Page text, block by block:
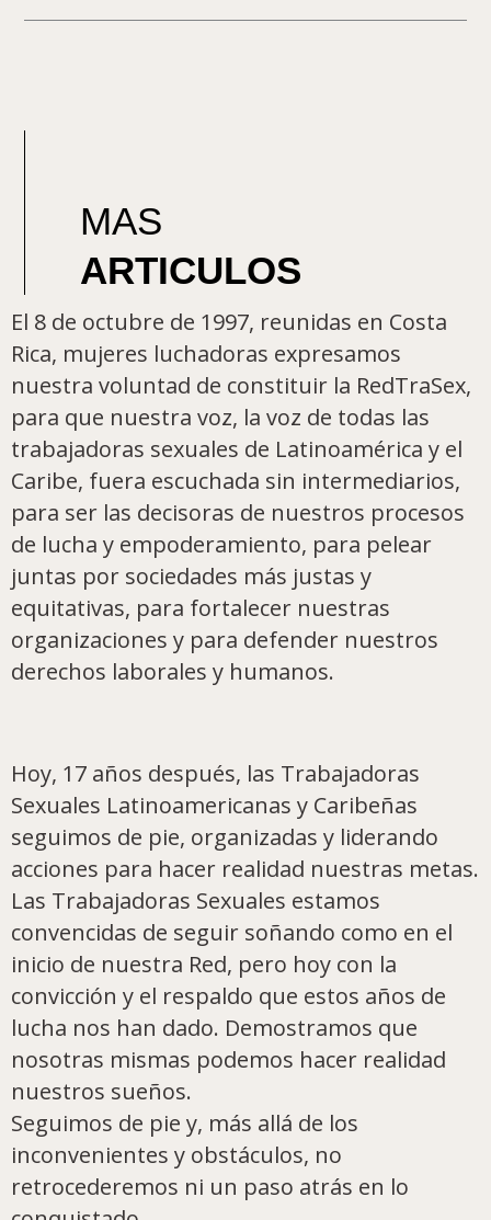
MAS
ARTICULOS
El 8 de octubre de 1997, reunidas en Costa
Rica, mujeres luchadoras expresamos
nuestra voluntad de constituir la RedTraSex,
para que nuestra voz, la voz de todas las
trabajadoras sexuales de Latinoamérica y el
Caribe, fuera escuchada sin intermediarios,
para ser las decisoras de nuestros procesos
de lucha y empoderamiento, para pelear
juntas por sociedades más justas y
equitativas, para fortalecer nuestras
organizaciones y para defender nuestros
derechos laborales y humanos.
Hoy, 17 años después, las Trabajadoras
Sexuales Latinoamericanas y Caribeñas
seguimos de pie, organizadas y liderando
acciones para hacer realidad nuestras metas.
Las Trabajadoras Sexuales estamos
convencidas de seguir soñando como en el
inicio de nuestra Red, pero hoy con la
convicción y el respaldo que estos años de
lucha nos han dado. Demostramos que
nosotras mismas podemos hacer realidad
nuestros sueños.
Seguimos de pie y, más allá de los
inconvenientes y obstáculos, no
retrocederemos ni un paso atrás en lo